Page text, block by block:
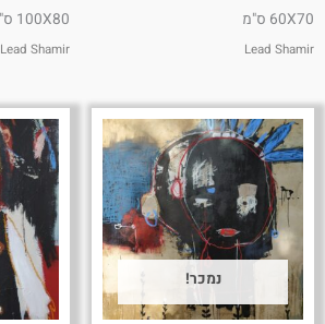
60X70 ס"מ
Lead Shamir
100X80 ס"מ
Lead Shamir
נמכר!